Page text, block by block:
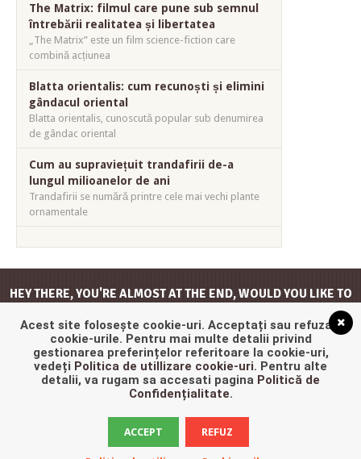
The Matrix: filmul care pune sub semnul
întrebării realitatea și libertatea
„The Matrix” este un film science-fiction care
combină acțiunea
Blatta orientalis: cum recunoști și elimini
gândacul oriental
Blatta orientalis, cunoscută popular sub denumirea
de gândac oriental
Cum au supraviețuit trandafirii de-a
lungul milioanelor de ani
Trandafirii se numără printre cele mai vechi plante
ornamentale
HEY THERE, YOU'RE ALMOST AT THE END, WOULD YOU LIKE TO
Acest site folosește cookie-uri. Acceptați sau refuzați
cookie-urile. Pentru mai multe detalii privind
gestionarea preferințelor referitoare la cookie-uri,
vedeți Politica de utillizare cookie-uri. Pentru alte
detalii, va rugam sa accesati pagina Politică de
Confidențialitate.
ACCEPT REFUZ